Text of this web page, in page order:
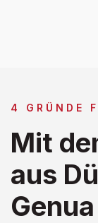
4 GRÜNDE
Mit
aus
Genua